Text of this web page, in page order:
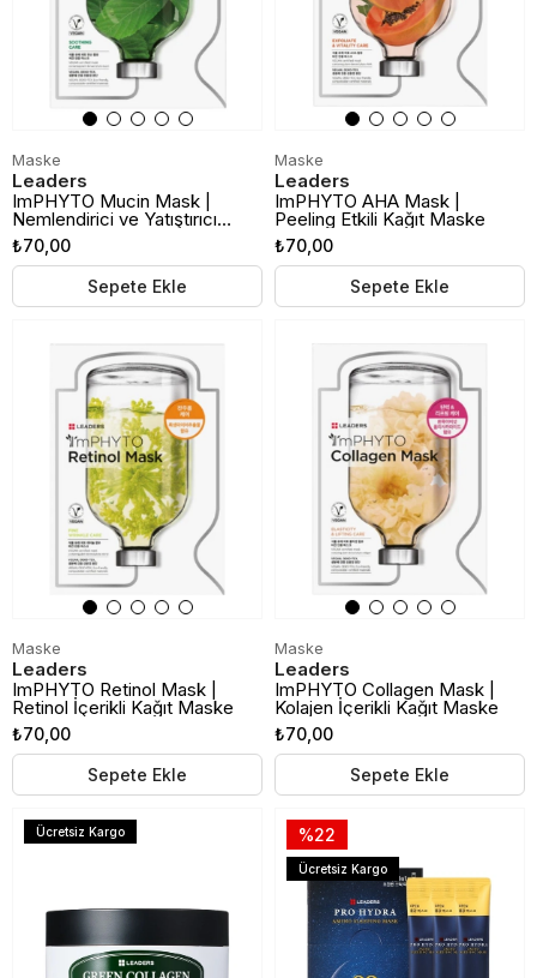
Maske
Leaders
ImPHYTO Mucin Mask |
Nemlendirici ve Yatıştırıcı
Kağıt Maske
₺70,00
Sepete Ekle
Maske
Leaders
ImPHYTO AHA Mask |
Peeling Etkili Kağıt Maske
₺70,00
Sepete Ekle
Maske
Leaders
ImPHYTO Retinol Mask |
Retinol İçerikli Kağıt Maske
₺70,00
Sepete Ekle
Maske
Leaders
ImPHYTO Collagen Mask |
Kolajen İçerikli Kağıt Maske
₺70,00
Sepete Ekle
Ücretsiz Kargo %22
Ücretsiz Kargo